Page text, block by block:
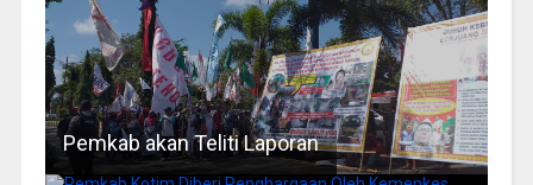
Pemkab akan Teliti Laporan